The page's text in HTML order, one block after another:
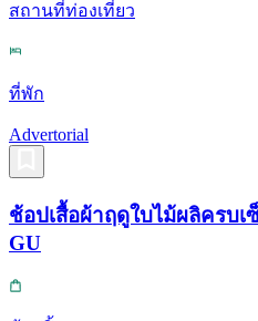
สถานที่ท่องเที่ยว
ที่พัก
Advertorial
ช้อปเสื้อผ้าฤดูใบไม้ผลิครบ
GU